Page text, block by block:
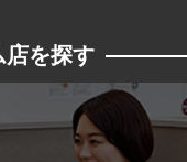
店を探す